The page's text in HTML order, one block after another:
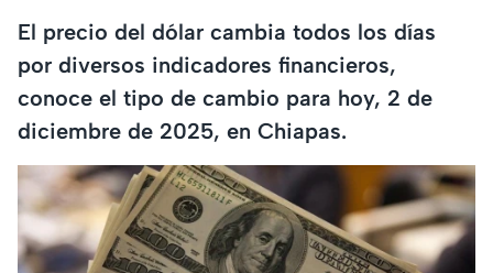
El precio del dólar cambia todos los días
por diversos indicadores financieros,
conoce el tipo de cambio para hoy, 2 de
diciembre de 2025, en Chiapas.